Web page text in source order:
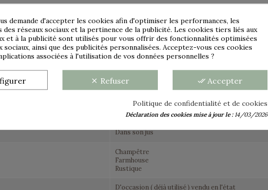
Tôle émaillée
16,5 cm
14,5 cm
Blanc
Rouge
Vert
Dans son jus
Champêtre
Farmhouse
Rustique
D'occasion ( déjà utilisé ) vendu en l'état
demande d'accepter les cookies afin d'optimiser les performances, les
réseaux sociaux et la pertinence de la publicité. Les cookies tiers liés aux
et à la publicité sont utilisés pour vous offrir des fonctionnalités optimisées
sociaux, ainsi que des publicités personnalisées. Acceptez-vous ces cookies
associées à l'utilisation de vos données personnelles ?
clear Refuser done_all Accepter
Politique de confidentialité et de cookies
Déclaration des cookies mise à jour le :14/03/2026